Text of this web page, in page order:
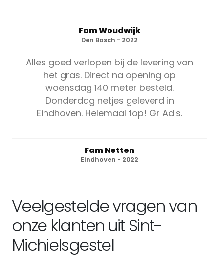
Fam Woudwijk
Den Bosch - 2022
Alles goed verlopen bij de levering van
het gras. Direct na opening op
woensdag 140 meter besteld.
Donderdag netjes geleverd in
Eindhoven. Helemaal top! Gr Adis.
Fam Netten
Eindhoven - 2022
Veelgestelde vragen van
onze klanten uit Sint-
Michielsgestel